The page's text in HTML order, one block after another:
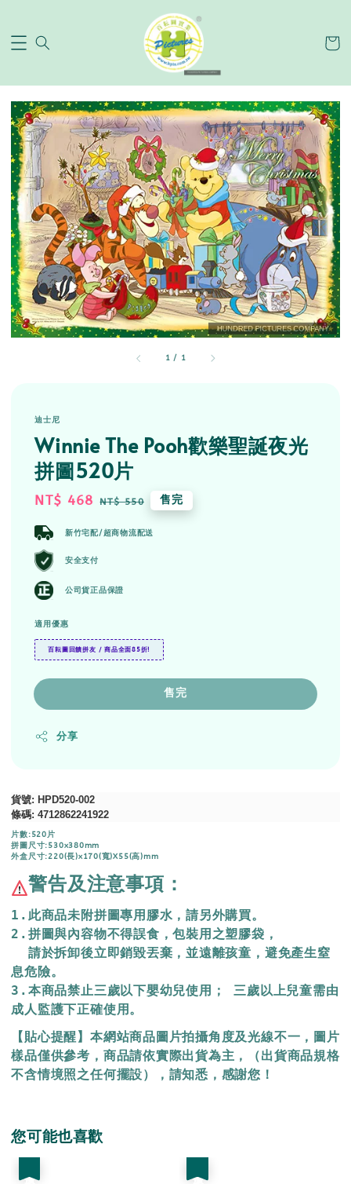
1 / 1
迪士尼
Winnie The Pooh歡樂聖誕夜光
拼圖520片
Sale
NT$ 468 Regular
NT$ 550 售完
新竹宅配/超商物流配送
安全支付
公司貨正品保證
適用優惠
百耘圖回饋拼友 / 商品全面85折!
售完
分享
貨號: HPD520-002
條碼:4712862241922
片數:520片
拼圖尺寸:530x380mm
外盒尺寸:220(長)x170(寬)X55(高)mm
警告及注意事項：
1.此商品未附拼圖專用膠水，請另外購買。
2.拼圖與內容物不得誤食，包裝用之塑膠袋，
  請於拆卸後立即銷毀丟棄，
並遠離孩童，避免產生窒
息危險。
3.本商品禁止三歲以下嬰幼兒使用； 三歲以上兒童需由
成人監護下正確使用。
【貼心提醒】本網站商品圖片拍攝角度及光線不一，圖片
樣品僅供參考，商品請依實際出貨為主，（出貨商品規格
不含情境照之任何擺設），請知悉，感謝您！
您可能也喜歡